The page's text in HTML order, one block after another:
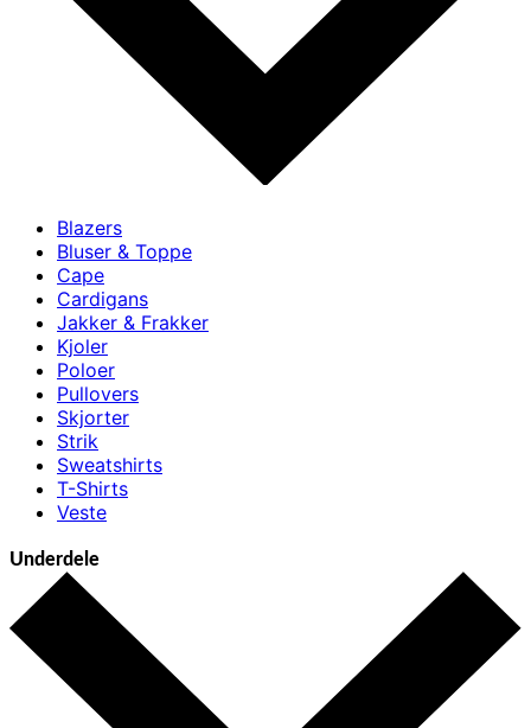
Blazers
Bluser & Toppe
Cape
Cardigans
Jakker & Frakker
Kjoler
Poloer
Pullovers
Skjorter
Strik
Sweatshirts
T-Shirts
Veste
Underdele